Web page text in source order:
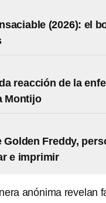
(2026): el
reacción de la
Montijo
Freddy,
e imprimir
anónima revelan